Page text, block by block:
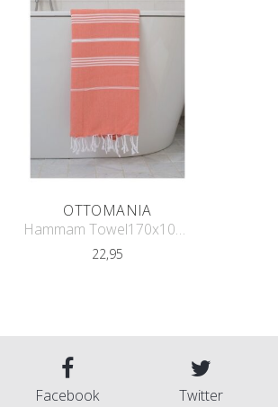
OTTOMANIA
Hammam Towel170x100 cm
22,95
Facebook Twitter